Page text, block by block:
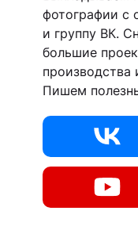
фотографии с
и группу ВК.
большие
Пишем